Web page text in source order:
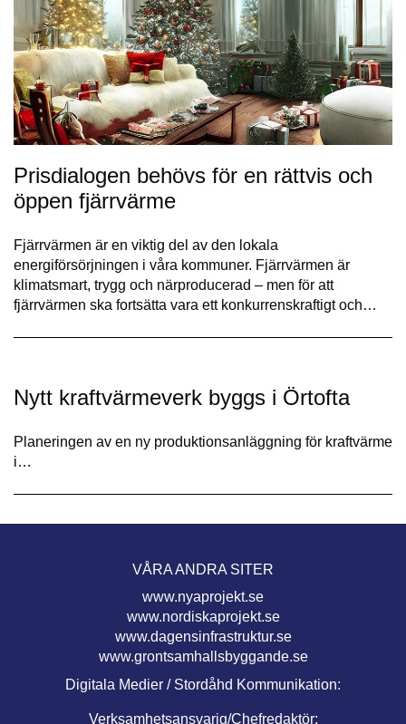
Prisdialogen behövs för en rättvis och
öppen fjärrvärme
Fjärrvärmen är en viktig del av den lokala
energiförsörjningen i våra kommuner. Fjärrvärmen är
klimatsmart, trygg och närproducerad – men för att
fjärrvärmen ska fortsätta vara ett konkurrenskraftigt och…
Nytt kraftvärmeverk byggs i Örtofta
Planeringen av en ny produktionsanläggning för kraftvärme
i…
VÅRA ANDRA SITER
www.nyaprojekt.se
www.nordiskaprojekt.se
www.dagensinfrastruktur.se
www.grontsamhallsbyggande.se
Digitala Medier / Stordåhd Kommunikation:
Verksamhetsansvarig/Chefredaktör: